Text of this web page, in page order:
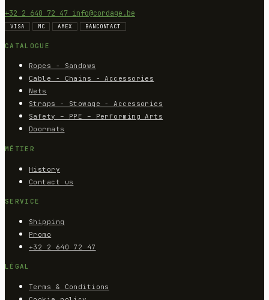
+32 2 640 72 47 info@cordage.be
VISA MC AMEX BANCONTACT
CATALOGUE
Ropes - Sandows
Cable - Chains - Accessories
Nets
Straps - Stowage - Accessories
Safety – PPE – Performing Arts
Doormats
MÉTIER
History
Contact us
SERVICE
Shipping
Promo
+32 2 640 72 47
LÉGAL
Terms & Conditions